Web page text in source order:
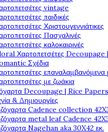
vintage
παιδικές
Χριστουγεννιάτικες
Πασχαλινές
καλοκαιρινές
Χαρτοπετσέτες Decoupage
Σχέδια
επαναλαμβανόμενα
με ζωάκια
Decoupage | Rice Papers
& Δημιουργίες
Cadence collection
metal leaf Cadence
Nagehan aka 30X42 εκ.